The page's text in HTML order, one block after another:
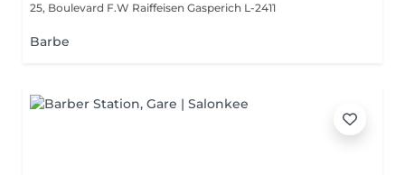
25, Boulevard F.W Raiffeisen Gasperich L-2411
Barbe